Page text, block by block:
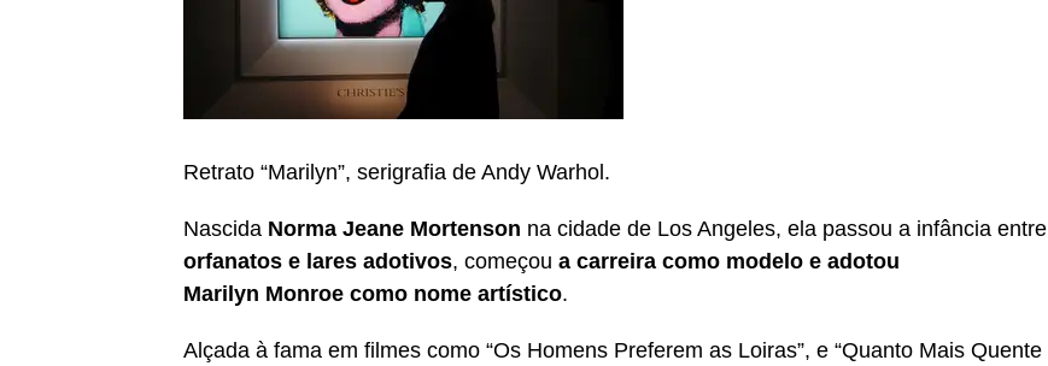
Retrato “Marilyn”, serigrafia de Andy Warhol.
Nascida Norma Jeane Mortenson na cidade de Los Angeles, ela passou a infância entre
orfanatos e lares adotivos, começou a carreira como modelo e adotou
Marilyn Monroe como nome artístico.
Alçada à fama em filmes como “Os Homens Preferem as Loiras”, e “Quanto Mais Quente